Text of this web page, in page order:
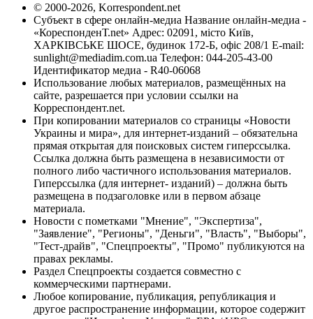
© 2000-2026, Korrespondent.net
Субъект в сфере онлайн-медиа Название онлайн-медиа -
«КореспонденТ.net» Адрес: 02091, місто Київ,
ХАРКІВСЬКЕ ШОСЕ, будинок 172-Б, офіс 208/1 E-mail:
sunlight@mediadim.com.ua Телефон: 044-205-43-00
Идентификатор медиа - R40-06068
Использование любых материалов, размещённых на
сайте, разрешается при условии ссылки на
Корреспондент.net.
При копировании материалов со страницы «Новости
Украины и мира», для интернет-изданий – обязательна
прямая открытая для поисковых систем гиперссылка.
Ссылка должна быть размещена в независимости от
полного либо частичного использования материалов.
Гиперссылка (для интернет- изданий) – должна быть
размещена в подзаголовке или в первом абзаце
материала.
Новости с пометками "Мнение", "Экспертиза",
"Заявление", "Регионы", "Деньги", "Власть", "Выборы",
"Тест-драйв", "Спецпроекты", "Промо" публикуются на
правах рекламы.
Раздел Спецпроекты создается совместно с
коммерческими партнерами.
Любое копирование, публикация, републикация и
другое распространение информации, которое содержит